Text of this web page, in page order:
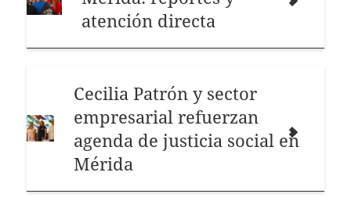
atención directa
Cecilia Patrón y sector
empresarial refuerzan
agenda de justicia social en
Mérida